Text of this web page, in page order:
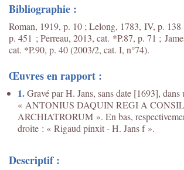
Bibliographie :
Roman, 1919, p. 10 ; Lelong, 1783, IV, p.
p. 451 ; Perreau, 2013, cat. *P.87, p. 71 ;
cat. *P.90, p. 40 (2003/2, cat. I, n°74).
Œuvres en rapport :
1.Gravé par H. Jans, sans date [1693], dans
« ANTONIUS DAQUIN REGI A
ARCHIATRORUM ». En bas,
droite : « Rigaud pinxit - H. Jans f ».
Descriptif :